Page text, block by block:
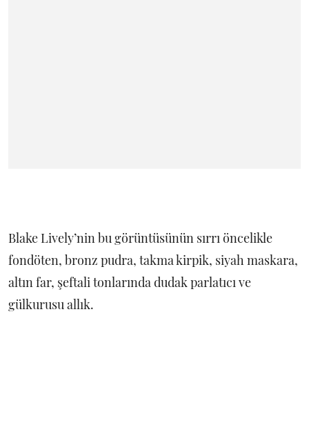
Blake Lively’nin bu görüntüsünün sırrı öncelikle
fondöten, bronz pudra, takma kirpik, siyah maskara,
altın far, şeftali tonlarında dudak parlatıcı ve
gülkurusu allık.